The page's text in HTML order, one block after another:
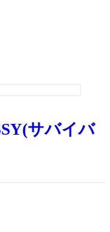
サバイバ